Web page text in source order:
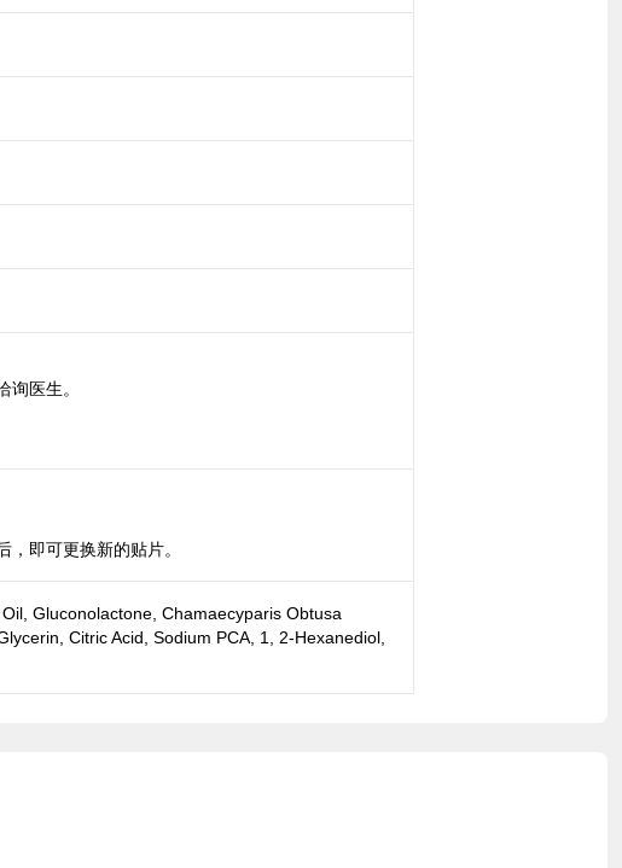
医生。
即可更换新的贴片。
Gluconolactone, Chamaecyparis Obtusa
Citric Acid, Sodium PCA, 1, 2-Hexanediol,